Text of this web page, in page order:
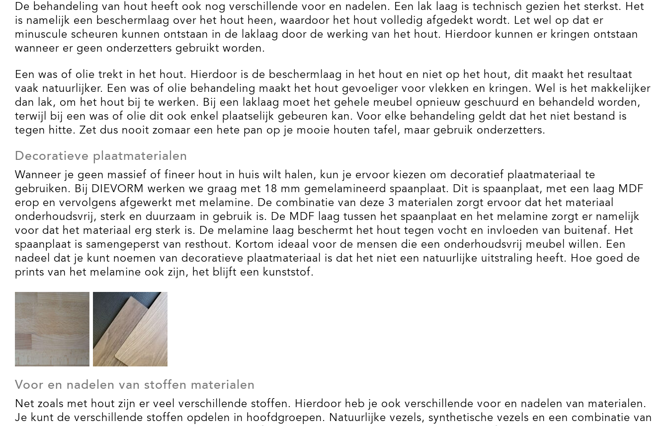
De behandeling van hout heeft ook nog verschillende voor en nadelen. Een lak laag is technisch gezien het sterkst. Het
is namelijk een beschermlaag over het hout heen, waardoor het hout volledig afgedekt wordt. Let wel op dat er
minuscule scheuren kunnen ontstaan in de laklaag door de werking van het hout. Hierdoor kunnen er kringen ontstaan
wanneer er geen onderzetters gebruikt worden.
Een was of olie trekt in het hout. Hierdoor is de beschermlaag in het hout en niet op het hout, dit maakt het resultaat
vaak natuurlijker. Een was of olie behandeling maakt het hout gevoeliger voor vlekken en kringen. Wel is het makkelijker
dan lak, om het hout bij te werken. Bij een laklaag moet het gehele meubel opnieuw geschuurd en behandeld worden,
terwijl bij een was of olie dit ook enkel plaatselijk gebeuren kan. Voor elke behandeling geldt dat het niet bestand is
tegen hitte. Zet dus nooit zomaar een hete pan op je mooie houten tafel, maar gebruik onderzetters.
Decoratieve plaatmaterialen
Wanneer je geen massief of fineer hout in huis wilt halen, kun je ervoor kiezen om decoratief plaatmateriaal te
gebruiken. Bij DIEVORM werken we graag met 18 mm gemelamineerd spaanplaat. Dit is spaanplaat, met een laag MDF
erop en vervolgens afgewerkt met melamine. De combinatie van deze 3 materialen zorgt ervoor dat het materiaal
onderhoudsvrij, sterk en duurzaam in gebruik is. De MDF laag tussen het spaanplaat en het melamine zorgt er namelijk
voor dat het materiaal erg sterk is. De melamine laag beschermt het hout tegen vocht en invloeden van buitenaf. Het
spaanplaat is samengeperst van resthout. Kortom ideaal voor de mensen die een onderhoudsvrij meubel willen. Een
nadeel dat je kunt noemen van decoratieve plaatmateriaal is dat het niet een natuurlijke uitstraling heeft. Hoe goed de
prints van het melamine ook zijn, het blijft een kunststof.
Voor en nadelen van stoffen materialen
Net zoals met hout zijn er veel verschillende stoffen. Hierdoor heb je ook verschillende voor en nadelen van materialen.
Je kunt de verschillende stoffen opdelen in hoofdgroepen. Natuurlijke vezels, synthetische vezels en een combinatie van